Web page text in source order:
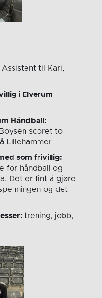
Assistent til Kari,
i Elverum
Håndball:
scoret to
Lillehammer
som frivillig:
for håndball og
Det er fint å gjøre
og det
trening, jobb,